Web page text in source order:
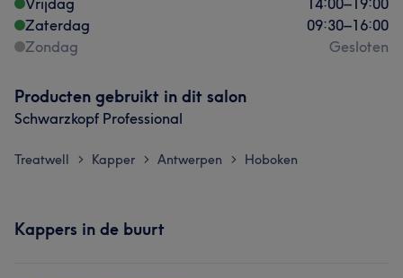
Vrijdag
14:00–19:00
Zaterdag
09:30–16:00
Zondag
Gesloten
Producten gebruikt in dit salon
Schwarzkopf Professional
Treatwell > Kapper > Antwerpen > Hoboken
Kappers in de buurt